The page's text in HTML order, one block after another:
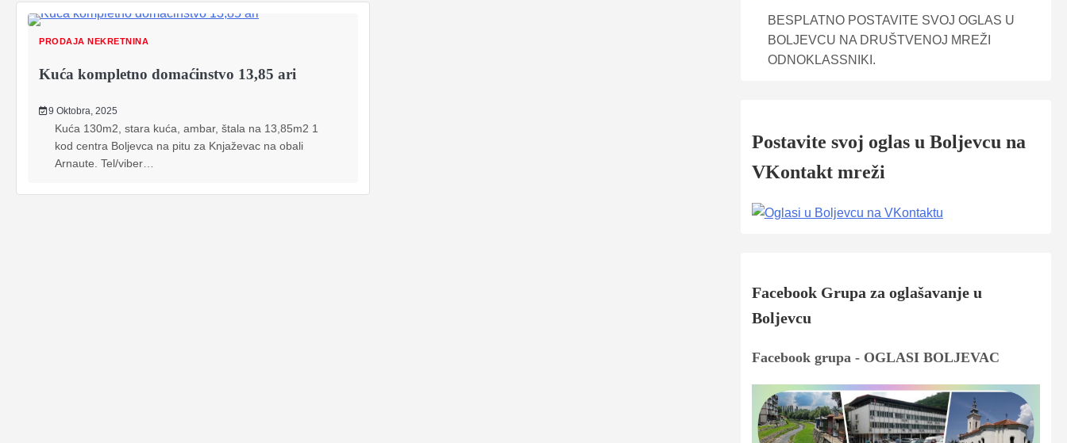
PRODAJA NEKRETNINA
Kuća kompletno domaćinstvo 13,85 ari
9 Oktobra, 2025
Kuća 130m2, stara kuća, ambar, štala na 13,85m2 1
kod centra Boljevca na pitu za Knjaževac na obali
Arnaute. Tel/viber…
BESPLATNO POSTAVITE SVOJ OGLAS U
BOLJEVCU NA DRUŠTVENOJ MREŽI
ODNOKLASSNIKI.
Postavite svoj oglas u Boljevcu na
VKontakt mreži
Facebook Grupa za oglašavanje u
Boljevcu
Facebook grupa - OGLASI BOLJEVAC